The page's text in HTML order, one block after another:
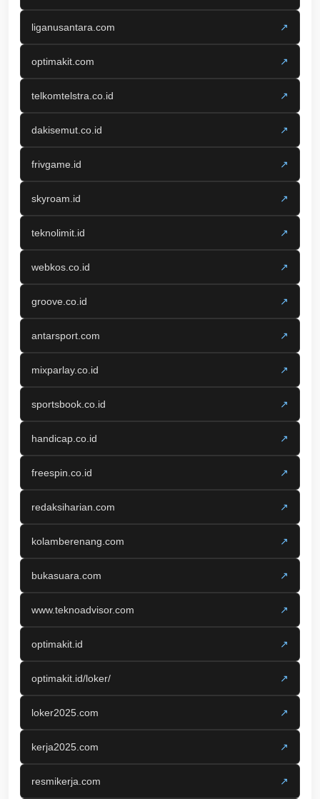
liganusantara.com ↗
optimakit.com ↗
telkomtelstra.co.id ↗
dakisemut.co.id ↗
frivgame.id ↗
skyroam.id ↗
teknolimit.id ↗
webkos.co.id ↗
groove.co.id ↗
antarsport.com ↗
mixparlay.co.id ↗
sportsbook.co.id ↗
handicap.co.id ↗
freespin.co.id ↗
redaksiharian.com ↗
kolamberenang.com ↗
bukasuara.com ↗
www.teknoadvisor.com ↗
optimakit.id ↗
optimakit.id/loker/ ↗
loker2025.com ↗
kerja2025.com ↗
resmikerja.com ↗